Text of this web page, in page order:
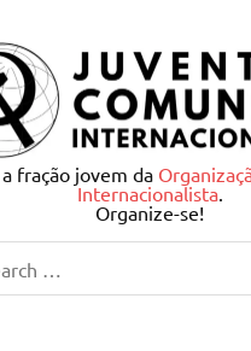
Juventude
fração jovem da
Internacionalista.
Organize-se!